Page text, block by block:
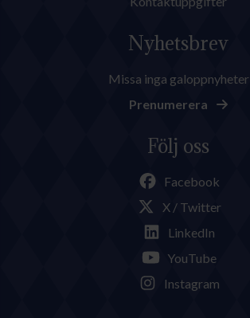
Nyhetsbrev
Missa inga galoppnyheter
Prenumerera
Följ oss
Facebook
X / Twitter
LinkedIn
YouTube
Instagram